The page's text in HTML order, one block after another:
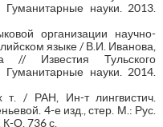
Гуманитарные науки. 2013.
организации научно-
языке / В.И. Иванова,
// Известия Тульского
Гуманитарные науки. 2014.
т. / РАН, Ин-т лингвистич.
4-е изд., стер. М.: Рус.
О. 736 с.